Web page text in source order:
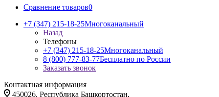
Сравнение товаров0
+7 (347) 215-18-25Многоканальный
Назад
Телефоны
+7 (347) 215-18-25Многоканальный
8 (800) 777-83-77Бесплатно по России
Заказать звонок
Контактная информация
450026, Республика Башкортостан,